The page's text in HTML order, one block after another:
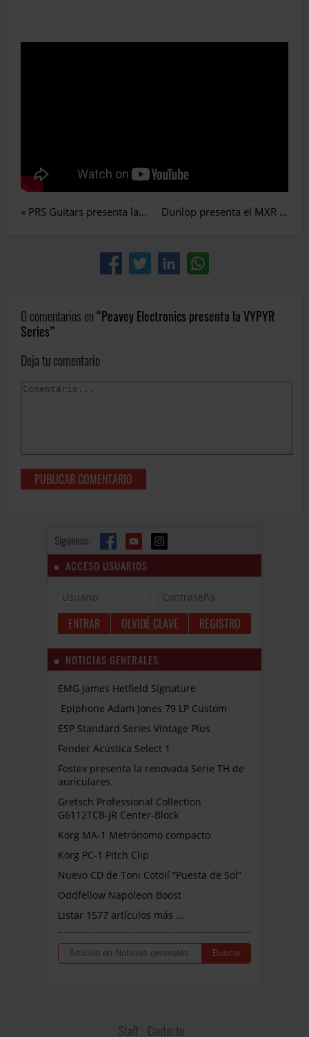
« PRS Guitars presenta la Custom-Painted Mark Tremonti Dunlop presenta el MXR Tom Morello Power 50 Overdrive
0 comentarios en Peavey Electronics presenta la VYPYR
Series
Deja tu comentario
Síguenos:
ACCESO USUARIOS
OLVIDÉ CLAVE REGISTRO
NOTICIAS GENERALES
EMG James Hetfield Signature
Epiphone Adam Jones 79 LP Custom
ESP Standard Series Vintage Plus
Fender Acústica Select 1
Fostex presenta la renovada Serie TH de
auriculares.
Gretsch Professional Collection
G6112TCB-JR Center-Block
Korg MA-1 Metrónomo compacto
Korg PC-1 Pitch Clip
Nuevo CD de Toni Cotolí “Puesta de Sol”
Oddfellow Napoleon Boost
Listar 1577 artículos más …
Staff Contacto